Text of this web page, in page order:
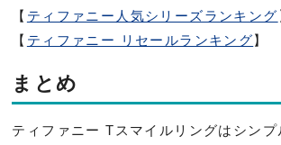
【 ティファニー人気シリーズランキング
【 ティファニー リセールランキング】
まとめ
ティファニー Tスマイルリングはシンプ